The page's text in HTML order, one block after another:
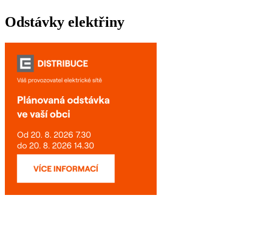
Odstávky elektřiny